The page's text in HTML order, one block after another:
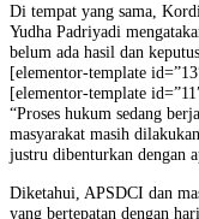
Di tempat yang sama,
Yudha Padriyadi
belum ada hasil dan
[elementor-template
[elementor-template
“Proses hukum sedang
masyarakat masih
justru dibenturkan dengan
Diketahui, APSDCI dan
yang bertepatan dengan